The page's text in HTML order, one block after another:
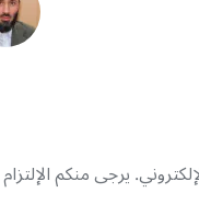
يرجى منكم الإلتزام